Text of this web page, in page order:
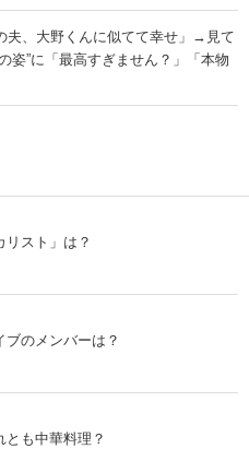
夫、大野くんに似てて幸せ」→見て
”に「最高すぎません？」「本物
リスト」は？
のメンバーは？
とも中華料理？